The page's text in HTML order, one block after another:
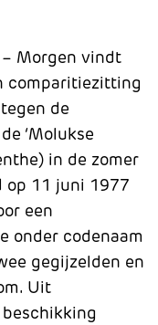
Morgen vindt
comparitiezitting
de
‘Molukse
in de zomer
op 11 juni 1977
een
onder codenaam
gegijzelden en
Uit